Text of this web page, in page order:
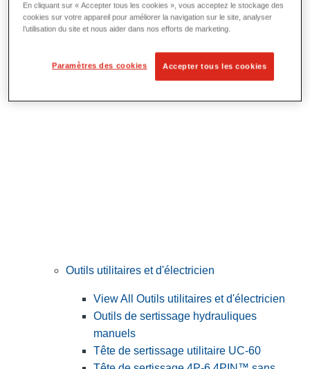
Clés
Cintrage et mise en forme
Préparation et découpe des tubes
Outils utilitaires et d'électricien
View All Outils utilitaires et d'électricien
Outils de sertissage hydrauliques
manuels
Tête de sertissage utilitaire UC-60
En cliquant sur « Accepter tous les cookies », vous acceptez le stockage des
cookies sur votre appareil pour améliorer la navigation sur le site, analyser
l’utilisation du site et nous aider dans nos efforts de marketing.
Paramètres des cookies Accepter tous les cookies